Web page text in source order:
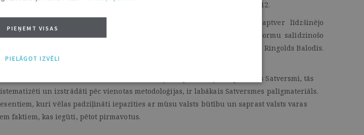
rezultējies sešos apjomīgos sējumos, kuru kopējais lappušu skaits ir 3712.
Satversmes normu fundamentālu skaidrojumu, kas ne vien aptver līdzšinējo
Satversmes normu piemērošanas praksi, citu valstu konstitucionālo normu salīdzinošo
Latvijas Universitātes zinātniskā projekta vadītājs, profesors
Ringolds Balodis.
attīstību.
ir fundamentāls zinātnisks skaidrojums par Latvijas Republikas Satversmi, tās
un izstrādāti pēc vienotas metodoloģijas, ir labākais Satversmes palīgmateriāls.
kuri vēlas padziļināti iepazīties ar mūsu valsts būtību un saprast valsts varas
faktiem, kas iegūti, pētot pirmavotus.
PIEŅEMT VISAS
PIELĀGOT IZVĒLI